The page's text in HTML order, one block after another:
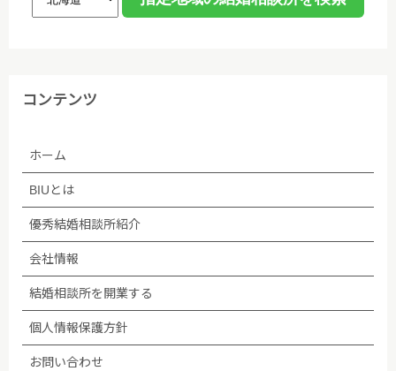
コンテンツ
ホーム
BIUとは
優秀結婚相談所紹介
会社情報
結婚相談所を開業する
個人情報保護方針
お問い合わせ